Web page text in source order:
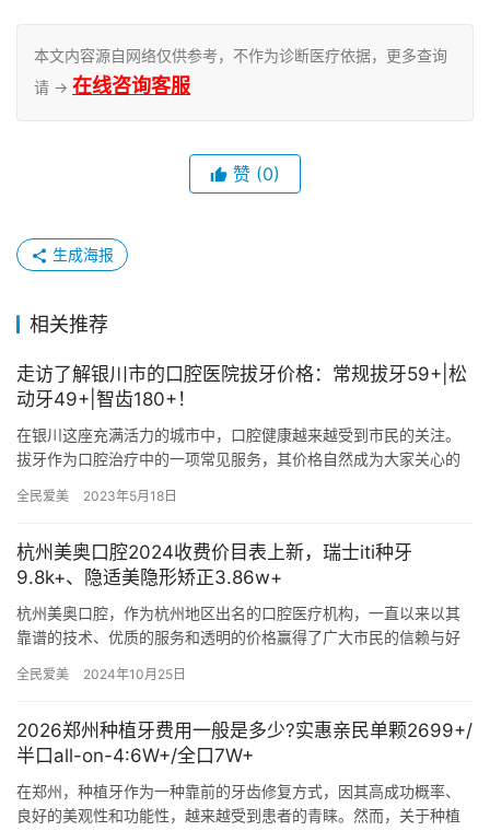
本文内容源自网络仅供参考，不作为诊断医疗依据，更多查询
请 → 在线咨询客服
赞 (0)
生成海报
相关推荐
走访了解银川市的口腔医院拔牙价格：常规拔牙59+|松
动牙49+|智齿180+！
在银川这座充满活力的城市中，口腔健康越来越受到市民的关注。
拔牙作为口腔治疗中的一项常见服务，其价格自然成为大家关心的
走访了…
全民爱美 2023年5月18日
杭州美奥口腔2024收费价目表上新，瑞士iti种牙
9.8k+、隐适美隐形矫正3.86w+
杭州美奥口腔，作为杭州地区出名的口腔医疗机构，一直以来以其
靠谱的技术、优质的服务和透明的价格赢得了广大市民的信赖与好
涵…
全民爱美 2024年10月25日
2026郑州种植牙费用一般是多少?实惠亲民单颗2699+/
半口all-on-4:6W+/全口7W+
在郑州，种植牙作为一种靠前的牙齿修复方式，因其高成功概率、
良好的美观性和功能性，越来越受到患者的青睐。然而，关于种植